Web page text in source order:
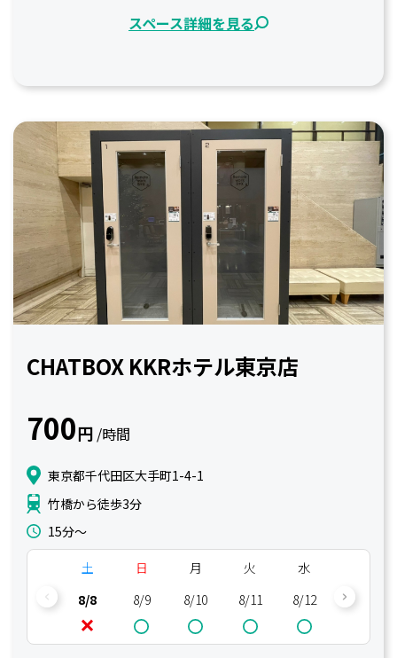
スペース詳細を見る
CHATBOX KKRホテル東京店
700円 /時間
東京都千代田区大手町1-4-1
竹橋から徒歩3分
15分〜
土
8/8
日
8/9
月
8/10
火
8/11
水
8/12
8/13